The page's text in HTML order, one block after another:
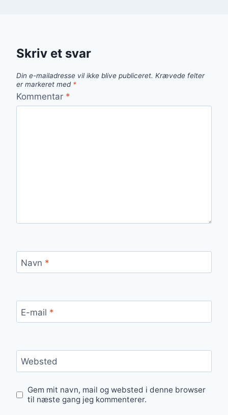
Skriv et svar
Din e-mailadresse vil ikke blive publiceret. Krævede felter
er markeret med *
Kommentar *
Navn *
E-mail *
Websted
Gem mit navn, mail og websted i denne browser
til næste gang jeg kommenterer.